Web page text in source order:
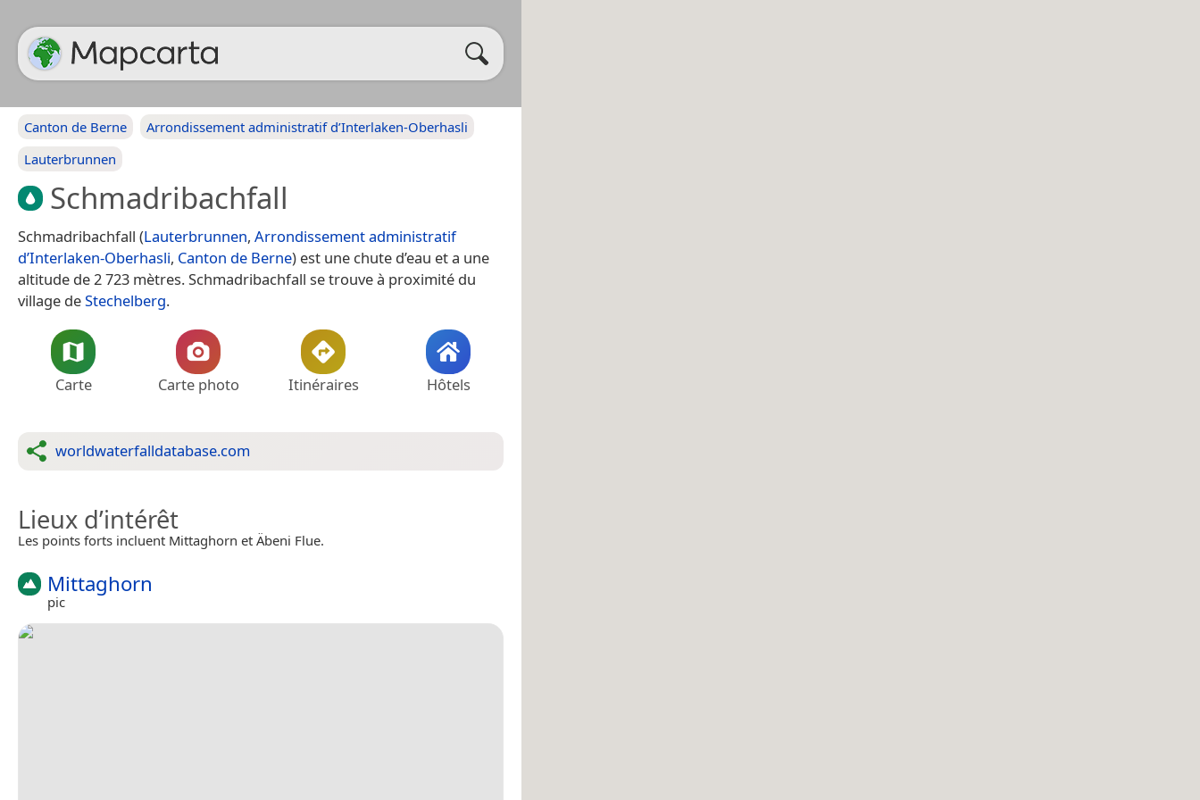
Canton de Berne
Arrondissement administratif d’Interlaken-Oberhasli
Lauterbrunnen
Schmadribachfall
Schmadribachfall (Lauterbrunnen, Arrondissement administratif
d’Interlaken-Oberhasli, Canton de Berne) est une chute d’eau et a une
altitude de 2 723 mètres. Schmadribachfall se trouve à proximité du
village deStechelberg.
Carte Carte photo Itinéraires Hôtels
worldwaterfalldatabase.com
Lieux d’intérêt
Les points forts incluent Mittaghorn et Äbeni Flue.
Mittaghorn
pic